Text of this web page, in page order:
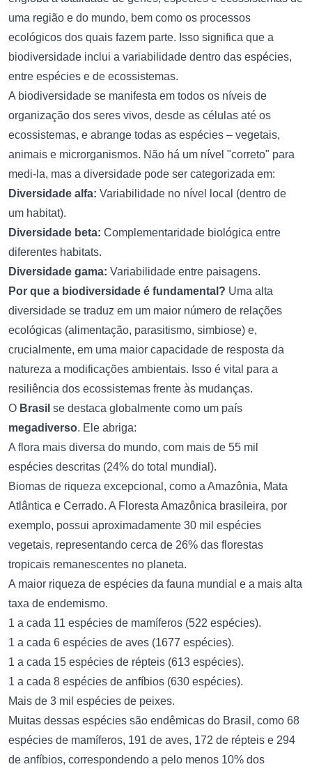
uma região e do mundo, bem como os processos
ecológicos dos quais fazem parte. Isso significa que a
biodiversidade inclui a variabilidade dentro das espécies,
entre espécies e de ecossistemas.
A biodiversidade se manifesta em todos os níveis de
organização dos seres vivos, desde as células até os
ecossistemas, e abrange todas as espécies – vegetais,
animais e microrganismos. Não há um nível "correto" para
medi-la, mas a diversidade pode ser categorizada em:
Diversidade alfa: Variabilidade no nível local (dentro de
um habitat).
Diversidade beta: Complementaridade biológica entre
diferentes habitats.
Diversidade gama: Variabilidade entre paisagens.
Por que a biodiversidade é fundamental? Uma alta
diversidade se traduz em um maior número de relações
ecológicas (alimentação, parasitismo, simbiose) e,
crucialmente, em uma maior capacidade de resposta da
natureza a modificações ambientais. Isso é vital para a
resiliência dos ecossistemas frente às mudanças.
O Brasil se destaca globalmente como um país
megadiverso. Ele abriga:
A flora mais diversa do mundo, com mais de 55 mil
espécies descritas (24% do total mundial).
Biomas de riqueza excepcional, como a Amazônia, Mata
Atlântica e Cerrado. A Floresta Amazônica brasileira, por
exemplo, possui aproximadamente 30 mil espécies
vegetais, representando cerca de 26% das florestas
tropicais remanescentes no planeta.
A maior riqueza de espécies da fauna mundial e a mais alta
taxa de endemismo.
1 a cada 11 espécies de mamíferos (522 espécies).
1 a cada 6 espécies de aves (1677 espécies).
1 a cada 15 espécies de répteis (613 espécies).
1 a cada 8 espécies de anfíbios (630 espécies).
Mais de 3 mil espécies de peixes.
Muitas dessas espécies são endêmicas do Brasil, como 68
espécies de mamíferos, 191 de aves, 172 de répteis e 294
de anfíbios, correspondendo a pelo menos 10% dos